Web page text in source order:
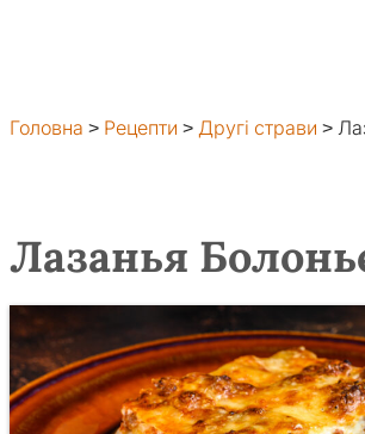
Головна > Рецепти > Другі страви >
Лазанья